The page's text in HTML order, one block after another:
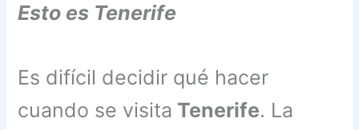
Esto es Tenerife
Es difícil decidir qué hacer
cuando se visita Tenerife. La